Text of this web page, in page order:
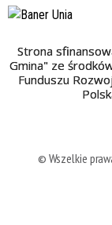
Strona
Gmina" ze
Funduszu
© Wszelkie